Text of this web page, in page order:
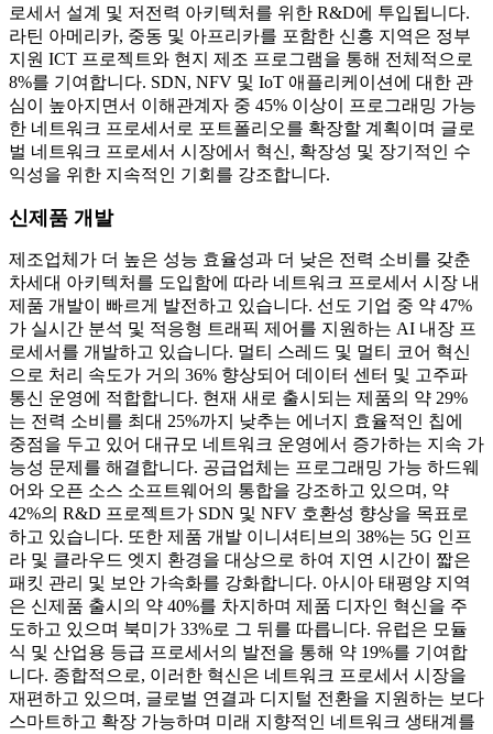
로세서 설계 및 저전력 아키텍처를 위한 R&D에 투입됩니다.
라틴 아메리카, 중동 및 아프리카를 포함한 신흥 지역은 정부
지원 ICT 프로젝트와 현지 제조 프로그램을 통해 전체적으로
8%를 기여합니다. SDN, NFV 및 IoT 애플리케이션에 대한 관
심이 높아지면서 이해관계자 중 45% 이상이 프로그래밍 가능
한 네트워크 프로세서로 포트폴리오를 확장할 계획이며 글로
벌 네트워크 프로세서 시장에서 혁신, 확장성 및 장기적인 수
익성을 위한 지속적인 기회를 강조합니다.
신제품 개발
제조업체가 더 높은 성능 효율성과 더 낮은 전력 소비를 갖춘
차세대 아키텍처를 도입함에 따라 네트워크 프로세서 시장 내
제품 개발이 빠르게 발전하고 있습니다. 선도 기업 중 약 47%
가 실시간 분석 및 적응형 트래픽 제어를 지원하는 AI 내장 프
로세서를 개발하고 있습니다. 멀티 스레드 및 멀티 코어 혁신
으로 처리 속도가 거의 36% 향상되어 데이터 센터 및 고주파
통신 운영에 적합합니다. 현재 새로 출시되는 제품의 약 29%
는 전력 소비를 최대 25%까지 낮추는 에너지 효율적인 칩에
중점을 두고 있어 대규모 네트워크 운영에서 증가하는 지속 가
능성 문제를 해결합니다. 공급업체는 프로그래밍 가능 하드웨
어와 오픈 소스 소프트웨어의 통합을 강조하고 있으며, 약
42%의 R&D 프로젝트가 SDN 및 NFV 호환성 향상을 목표로
하고 있습니다. 또한 제품 개발 이니셔티브의 38%는 5G 인프
라 및 클라우드 엣지 환경을 대상으로 하여 지연 시간이 짧은
패킷 관리 및 보안 가속화를 강화합니다. 아시아 태평양 지역
은 신제품 출시의 약 40%를 차지하며 제품 디자인 혁신을 주
도하고 있으며 북미가 33%로 그 뒤를 따릅니다. 유럽은 모듈
식 및 산업용 등급 프로세서의 발전을 통해 약 19%를 기여합
니다. 종합적으로, 이러한 혁신은 네트워크 프로세서 시장을
재편하고 있으며, 글로벌 연결과 디지털 전환을 지원하는 보다
스마트하고 확장 가능하며 미래 지향적인 네트워크 생태계를